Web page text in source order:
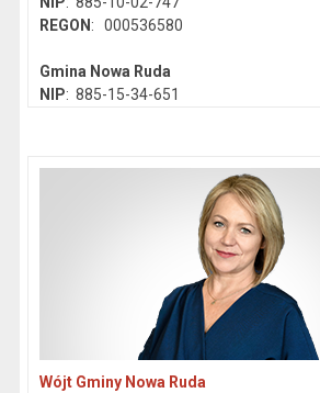
REGON : 000536580
Gmina Nowa Ruda
NIP: 885-15-34-651
Wójt Gminy Nowa Ruda